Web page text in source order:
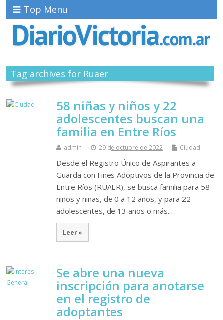
Top Menu
Tag archives for Ruaer
58 niñas y niños y 22
adolescentes buscan una
familia en Entre Ríos
admin 29 de octubre de 2022 Ciudad
Desde el Registro Único de Aspirantes a
Guarda con Fines Adoptivos de la Provincia de
Entre Ríos (RUAER), se busca familia para 58
niños y niñas, de 0 a 12 años, y para 22
adolescentes, de 13 años o más.…
Leer »
Se abre una nueva
inscripción para anotarse
en el registro de
adoptantes